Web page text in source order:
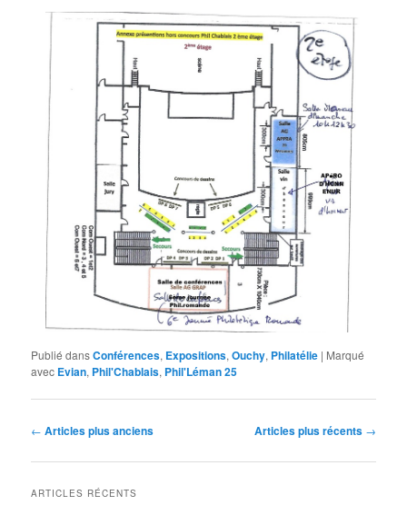
Publié dansConférences, Expositions,Ouchy, Philatélie | Marqué
avec Evian, Phil'Chablais, Phil'Léman 25
Navigation
articles
← Articles plus anciens Articles plus récents →
ARTICLES RÉCENTS